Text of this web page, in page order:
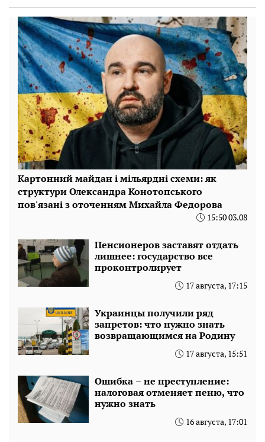
Картонний майдан і мільярдні схеми: як
структури Олександра Конотопського
пов'язані з оточенням Михайла Федорова
15:50 03.08
Пенсионеров заставят отдать
лишнее: государство все
проконтролирует
17 августа, 17:15
Украинцы получили ряд
запретов: что нужно знать
возвращающимся на Родину
17 августа, 15:51
Ошибка – не преступление:
налоговая отменяет пеню, что
нужно знать
16 августа, 17:01